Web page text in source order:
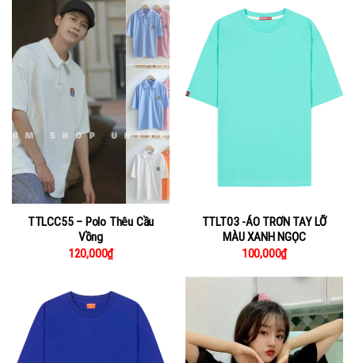
TTLCC55 – Polo Thêu Cầu
Vồng
120,000₫
TTLT03 -ÁO TRƠN TAY LỠ
MÀU XANH NGỌC
100,000₫